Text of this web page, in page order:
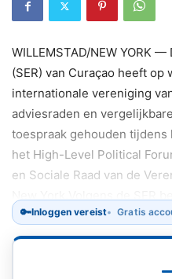
WILLEMSTAD/NEW YORK
(SER) van Curaçao heeft
internationale vereniging
adviesraden en
toespraak gehouden
het High-Level Political
en Sociale Raad van de
het voorzitterschap van
🔑Inloggen vereist Gratis